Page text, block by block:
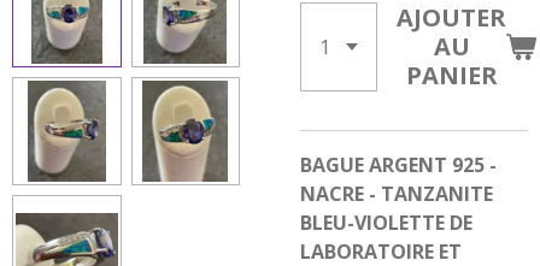
AJOUTER
AU
PANIER
BAGUE ARGENT 925 -
NACRE - TANZANITE
BLEU-VIOLETTE DE
LABORATOIRE ET